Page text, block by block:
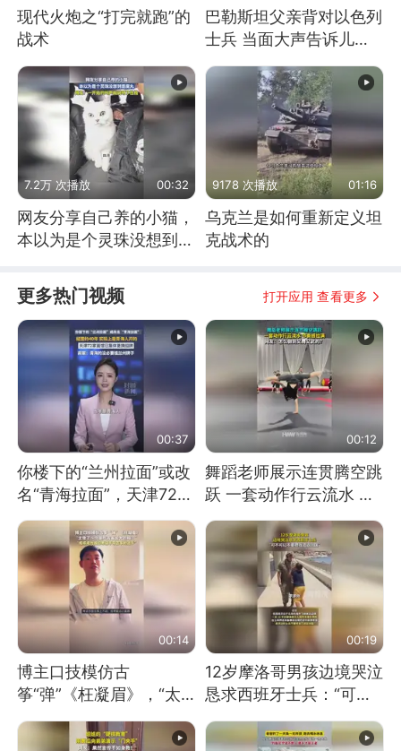
现代火炮之“打完就跑”的
战术
巴勒斯坦父亲背对以色列
士兵 当面大声告诉儿
7.2万 次播放 00:32
网友分享自己养的小猫，
本以为是个灵珠没想到是
9178 次播放 01:16
乌克兰是如何重新定义坦
克战术的
更多热门视频 打开应用 查看更多
00:37
你楼下的“兰州拉面”或改
名“青海拉面”，天津72家
面馆已集体更换招牌
00:12
舞蹈老师展示连贯腾空跳
跃 一套动作行云流水 节
奏感拉满 网友：怎么做
到又舞又武的？
00:14
博主口技模仿古
筝“弹”《枉凝眉》，“太
像了～你是吃古筝长大的
吗？”“或将成为首位考级
00:19
12岁摩洛哥男孩边境哭泣
恳求西班牙士兵：“可不
可以不要把我遣返回国”